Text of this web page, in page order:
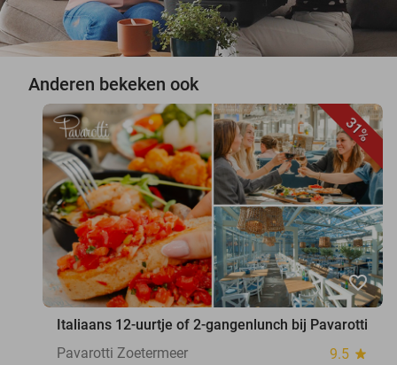
Anderen bekeken ook
31%
favorite_border
Italiaans 12-uurtje of 2-gangenlunch bij Pavarotti
Pavarotti Zoetermeer
9.5 star